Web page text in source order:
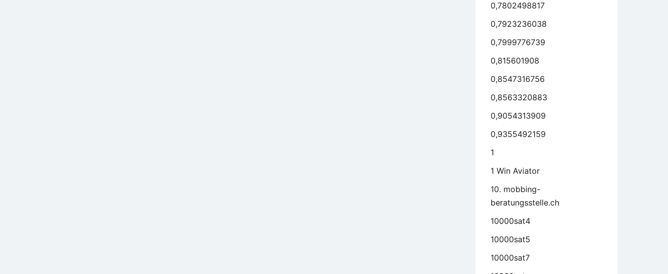
0,7802498817
0,7923236038
0,7999776739
0,815601908
0,8547316756
0,8563320883
0,9054313909
0,9355492159
1
1 Win Aviator
10. mobbing-
beratungsstelle.ch
10000sat4
10000sat5
10000sat7